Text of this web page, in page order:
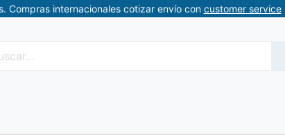
Compras internacionales cotizar envío con customer service